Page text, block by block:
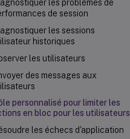
les problèmes de
de session
les sessions
historiques
les utilisateurs
des messages aux
personnalisé pour limiter les
en bloc pour les utilisateurs
les échecs d'application